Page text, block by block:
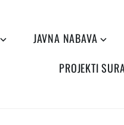
JAVNA NABAVA
PROJEKTI